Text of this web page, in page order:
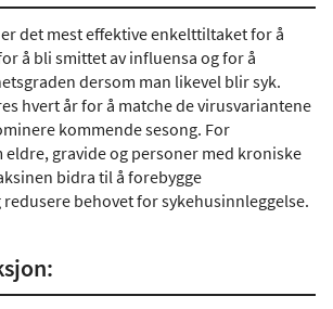
det mest effektive enkelttiltaket for å
å bli smittet av influensa og for å
dersom man likevel blir syk.
hvert år for å matche de virusvariantene
kommende sesong. For
gravide og personer med kroniske
bidra til å forebygge
behovet for sykehusinnleggelse.